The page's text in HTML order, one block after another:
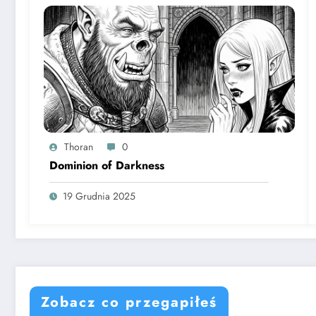
Thoran 0
Dominion of Darkness
19 Grudnia 2025
Zobacz co przegapiłeś